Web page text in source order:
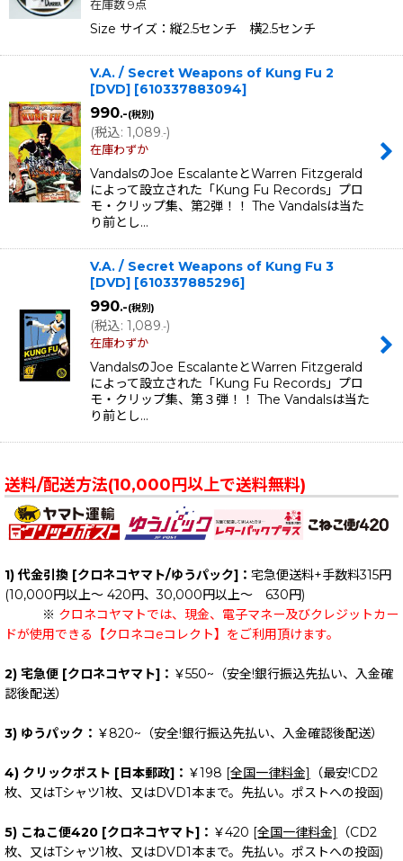
在庫数 9点
Size サイズ：縦2.5センチ 横2.5センチ
V.A. / Secret Weapons of Kung Fu 2
[DVD] [610337883094]
990.-(税別)
(税込: 1,089.-)
在庫わずか
VandalsのJoe EscalanteとWarren Fitzgerald
によって設立された「Kung Fu Records」プロ
モ・クリップ集、第2弾！！ The Vandalsは当た
り前とし…
V.A. / Secret Weapons of Kung Fu 3
[DVD] [610337885296]
990.-(税別)
(税込: 1,089.-)
在庫わずか
VandalsのJoe EscalanteとWarren Fitzgerald
によって設立された「Kung Fu Records」プロ
モ・クリップ集、第３弾！！ The Vandalsは当た
り前とし…
送料/配送方法(10,000円以上で送料無料)
1) 代金引換 [クロネコヤマト/ゆうパック]： 宅急便送料+手数料315円
(10,000円以上～ 420円、30,000円以上～ 630円)
※ クロネコヤマトでは、現金、電子マネー及びクレジットカー
ドが使用できる【クロネコeコレクト】をご利用頂けます。
2) 宅急便 [クロネコヤマト]： ￥550~（安全!銀行振込先払い、入金確
認後配送）
3) ゆうパック： ￥820~（安全!銀行振込先払い、入金確認後配送）
4) クリックポスト [日本郵政]： ￥198 [全国一律料金]
（最安!CD2
枚、又はTシャツ1枚、又はDVD1本まで。先払い。ポストへの投函)
5) こねこ便420 [クロネコヤマト]： ￥420 [全国一律料金]
（CD2
枚、又はTシャツ1枚、又はDVD1本まで。先払い。ポストへの投函)